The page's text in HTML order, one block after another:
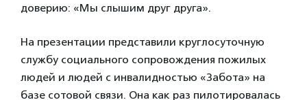
доверию: «Мы слышим друг друга».
На презентации представили круглосуточную
службу социального сопровождения пожилых
людей и людей с инвалидностью «Забота» на
базе сотовой связи. Она как раз пилотировалась